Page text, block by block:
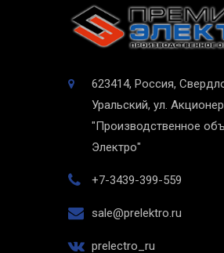
623414, Россия,
Уральский, ул.
"Производственное
Электро"
+7-3439-399-559
sale@prelektro.ru
prelectro_ru